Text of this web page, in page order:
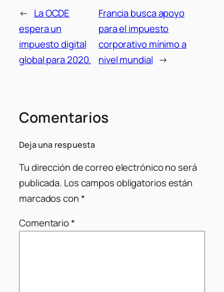
← La OCDE
espera un
impuesto digital
global para 2020.
Francia busca apoyo
para el impuesto
corporativo mínimo a
nivel mundial →
Comentarios
Deja una respuesta
Tu dirección de correo electrónico no será
publicada. Los campos obligatorios están
marcados con*
Comentario*